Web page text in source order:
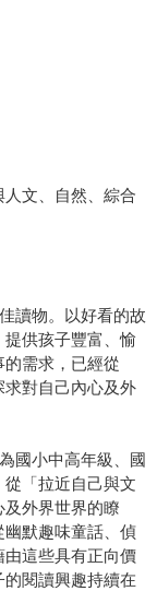
文、自然、綜合
讀物。以好看的故
供孩子豐富、愉
需求，已經從
求對自己內心及外
國小中高年級、國
「拉近自己與文
外界世界的瞭
默趣味童話、偵
這些具有正向價
閱讀興趣持續在